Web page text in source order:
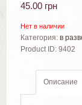
45.00 грн
Нет в наличии
Категория: в
Product ID: 9402
Описание